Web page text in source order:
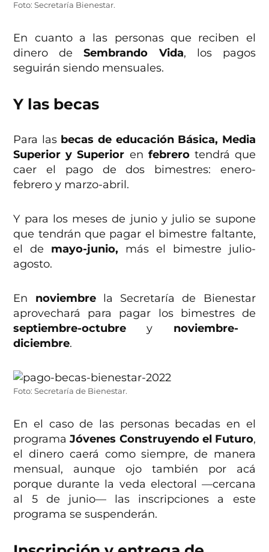
Foto: Secretaría Bienestar.
En cuanto a las personas que reciben el
dinero deSembrando Vida, los pagos
seguirán siendo mensuales.
Y las becas
Para lasbecas de educación Básica, Media
Superior y Superior en febrerotendrá que
caer el pago de dos bimestres: enero-
febrero y marzo-abril.
Y para los meses de junio y julio se supone
que tendrán que pagar el bimestre faltante,
el de mayo-junio, más el bimestre julio-
agosto.
En noviembrela Secretaría de Bienestar
aprovechará para pagar los bimestres de
septiembre-octubre y noviembre-
diciembre.
Foto: Secretaría de Bienestar.
En el caso de las personas becadas en el
programaJóvenes Construyendo el Futuro,
el dinero caerá como siempre, de manera
mensual, aunque ojo también por acá
porque durante la veda electoral —cercana
al 5 de junio— las inscripciones a este
programa se suspenderán.